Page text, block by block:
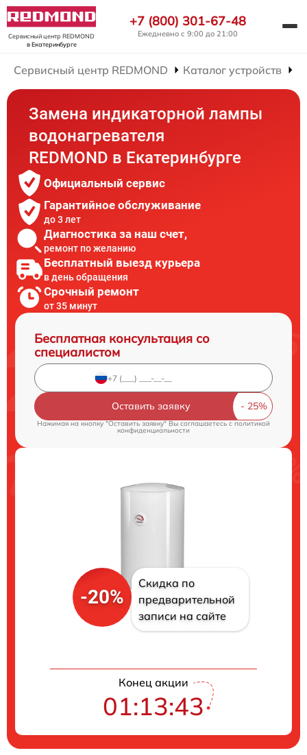
Сервисный центр REDMOND
в Екатеринбурге
+7 (800) 301-67-48
Ежедневно с 9:00 до 21:00
Сервисный центр REDMOND Каталог устройств
Замена индикаторной лампы
водонагревателя
REDMOND в Екатеринбурге
Официальный сервис
Гарантийное обслуживание
до 3 лет
Диагностика за наш счет,
ремонт по желанию
Бесплатный выезд курьера
в день обращения
Срочный ремонт
от 35 минут
Бесплатная консультация со
специалистом
Оставить заявку
Нажимая на кнопку "Оставить заявку" Вы соглашаетесь c политикой
конфиденциальности
-20%
Скидка по
предварительной
записи на сайте
Конец акции
01:13:42